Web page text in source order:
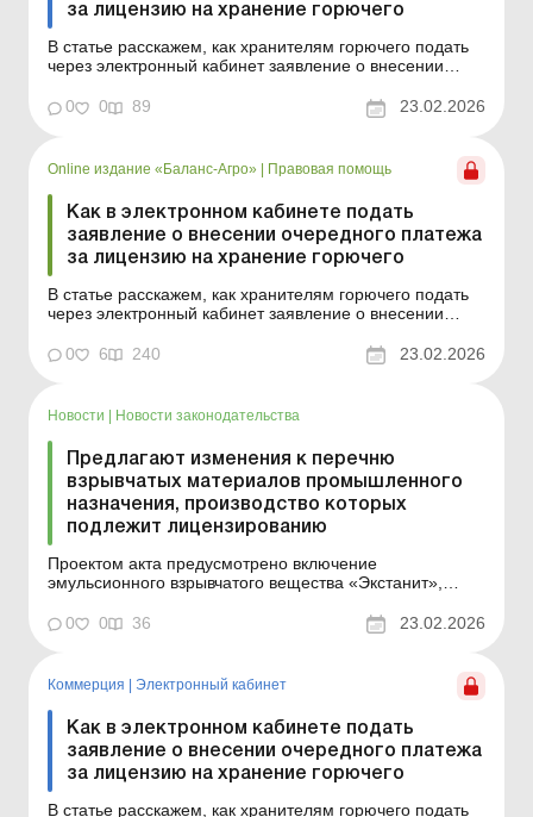
за лицензию на хранение горючего
В статье расскажем, как хранителям горючего подать
через электронный кабинет заявление о внесении
горючего для собственных нужд. Баланс № 8 от 24
февраля 2026 года Субъектам хозяйствования,
собственных нужд (далее...
0 0 89 23.02.2026
Online издание «Баланс-Агро» | Правовая помощь
Как в электронном кабинете подать
заявление о внесении очередного платежа
за лицензию на хранение горючего
В статье расскажем, как хранителям горючего подать
через электронный кабинет заявление о внесении
горючего для собственных нужд. Баланс-Агро № 8 от
24 февраля 2026 года Субъектам хозяйствования,
собственных нужд (...
0 6 240 23.02.2026
Новости Новости законодательства
Предлагают изменения к перечню
взрывчатых материалов промышленного
назначения, производство которых
подлежит лицензированию
Проектом акта предусмотрено включение
эмульсионного взрывчатого вещества «Экстанит»,
«Эвонит» и взрывчатого эмульсионного вещества
«Украинит ПП-2А» в Перечень взрывчатых материалов
0 0 36 23.02.2026
Коммерция Электронный кабинет
Как в электронном кабинете подать
заявление о внесении очередного платежа
за лицензию на хранение горючего
В статье расскажем, как хранителям горючего подать